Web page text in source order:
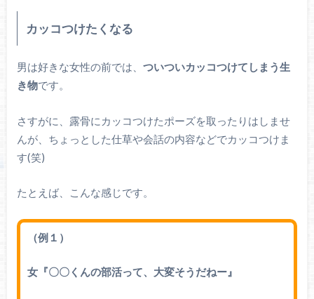
カッコつけたくなる
男は好きな女性の前では、 ついついカッコつけてしまう生
き物です。
さすがに、露骨にカッコつけたポーズを取ったりはしませ
んが、ちょっとした仕草や会話の内容などでカッコつけま
す(笑)
たとえば、こんな感じです。
（例１）
女『〇〇くんの部活って、大変そうだねー』